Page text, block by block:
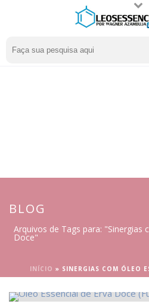
BLOG
Arquivos de Tags para: "Sinergias
Doce"
INÍCIO » SINERGIAS COM ÓLEO